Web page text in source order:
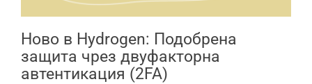
Ново в Hydrogen: Подобрена
защита чрез двуфакторна
автентикация (2FA)